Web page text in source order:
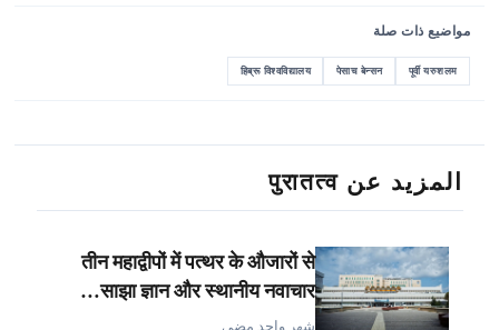
مواضيع ذات صلة
पूर्वी यरुशलम
पेसाच बेन्सन
हिब्रू विश्वविद्यालय
المزيد عن पुरातत्व
तीन महाद्वीपों में पत्थर के औजारों से
साझा ज्ञान और स्थानीय नवाचार…
شهر واحد مضى